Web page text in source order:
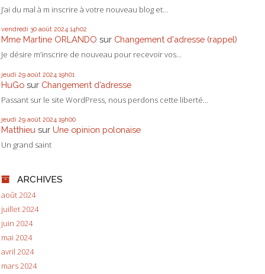
J’ai du mal à m inscrire à votre nouveau blog et...
vendredi 30 août 2024 14h02
Mme Martine ORLANDO sur Changement d'adresse (rappel)
Je désire m’inscrire de nouveau pour recevoir vos...
jeudi 29 août 2024 19h01
HuGo sur Changement d’adresse
Passant sur le site WordPress, nous perdons cette liberté...
jeudi 29 août 2024 19h00
Matthieu sur Une opinion polonaise
Un grand saint
ARCHIVES
août 2024
juillet 2024
juin 2024
mai 2024
avril 2024
mars 2024